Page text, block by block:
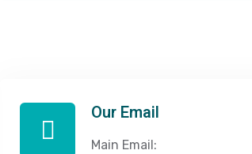
Our Email
Main Email: